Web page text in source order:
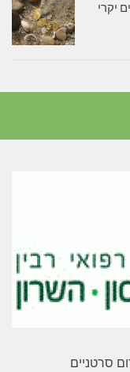
יקרי
סרטניים